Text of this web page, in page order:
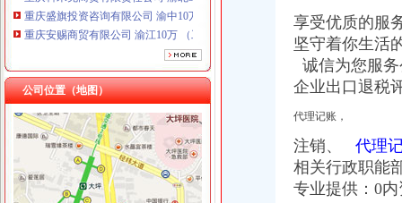
重庆安赐商贸有限公司 渝江10万 （工商注册）
重庆华康假肢矫形有限公司 渝中120万 （增资）
成都国科海博信息技术股份有限公司重庆分公司 渝江 （工商注册）
上海兆妩贸易有限公司重庆天地分公司 渝中 （工商注册）
公司位置（地图）
报税公司
厦门公司记帐报税|厦门代办公司注册设立|厦门财务咨询|厦门公司注册_
享受优质的服
坚守着你生活
诚信为您服
企业出口退税
代理记账，
注销、
代理
相关行政职能
专业提供：0